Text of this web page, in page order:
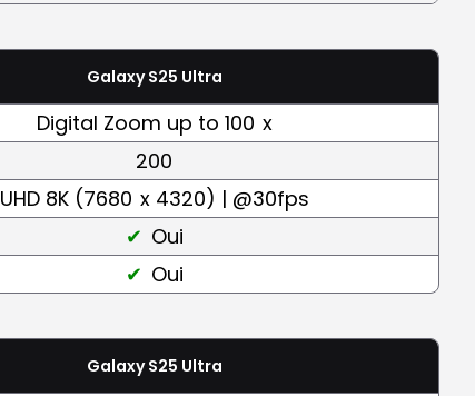
Galaxy S25 Ultra
Digital Zoom up to 100 x
200
UHD 8K (7680 x 4320) | @30fps
Oui
Oui
Galaxy S25 Ultra